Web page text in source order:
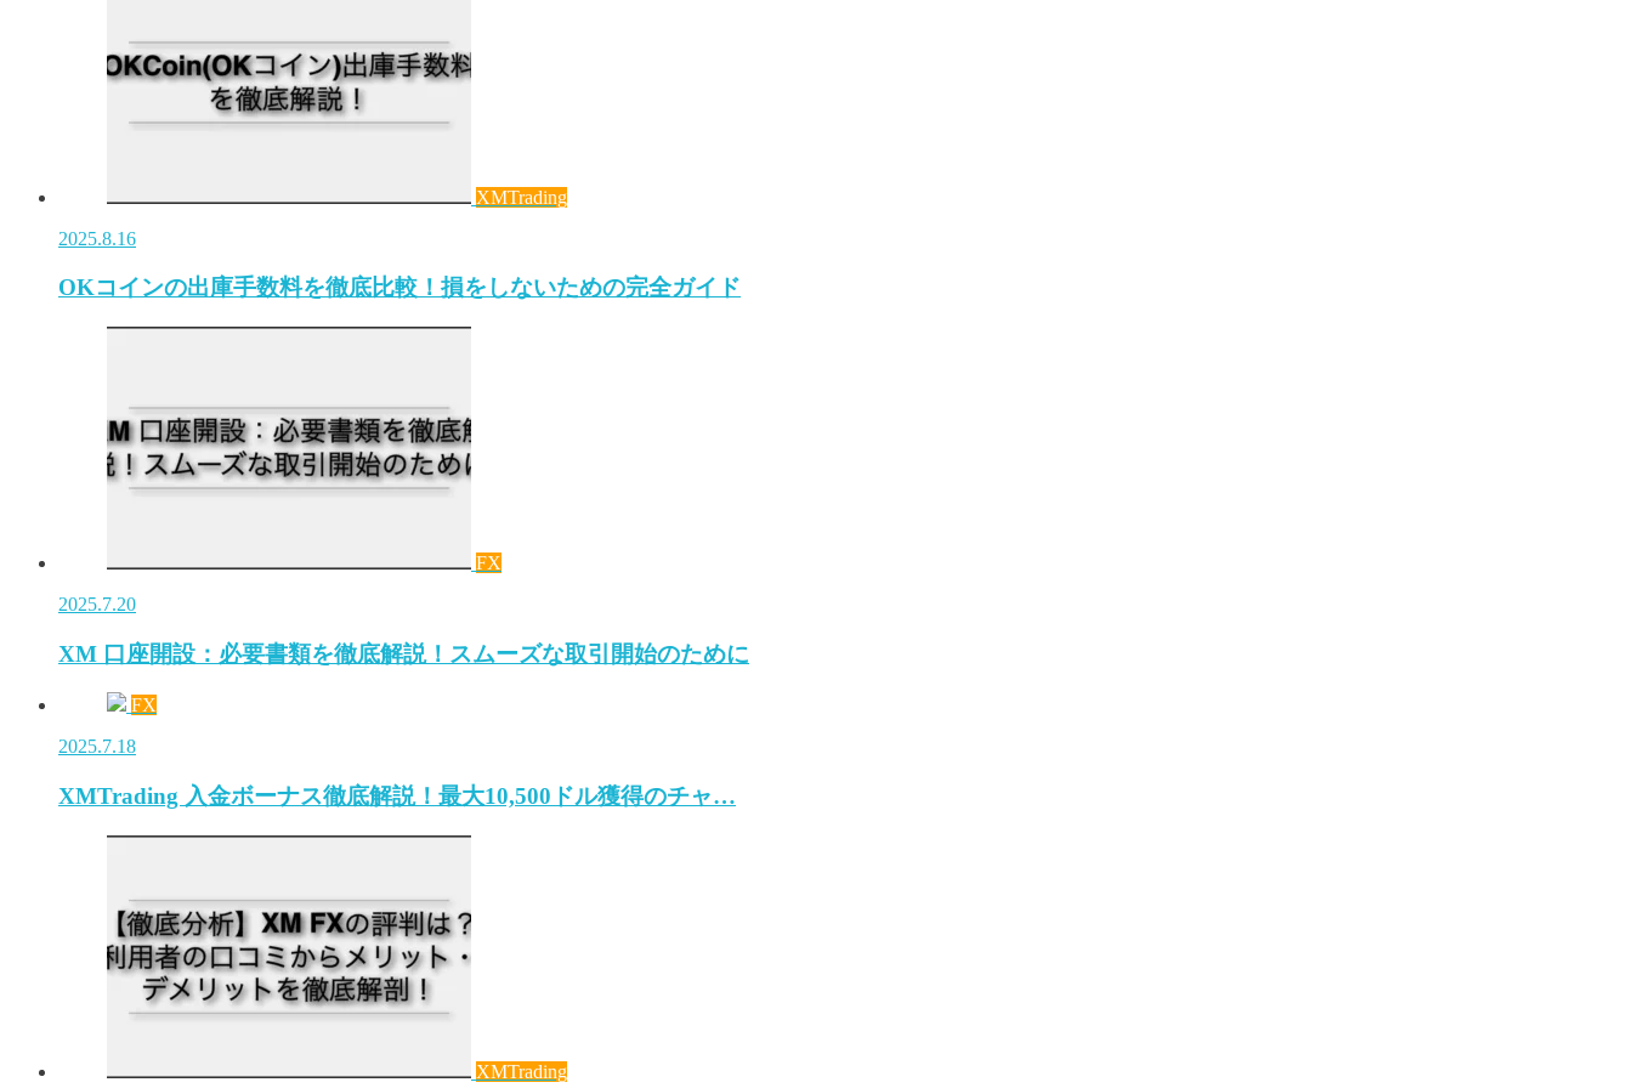
XMTrading
2025.8.16
OKコインの出庫手数料を徹底比較！損をしないための完全ガイド
FX
2025.7.20
XM 口座開設：必要書類を徹底解説！スムーズな取引開始のために
FX
2025.7.18
XMTrading 入金ボーナス徹底解説！最大10,500ドル獲得のチャ…
XMTrading